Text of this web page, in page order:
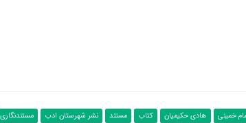
خمینی هادی حکیمیان کتاب مستند نشر شهرستان ادب مستندنگاری